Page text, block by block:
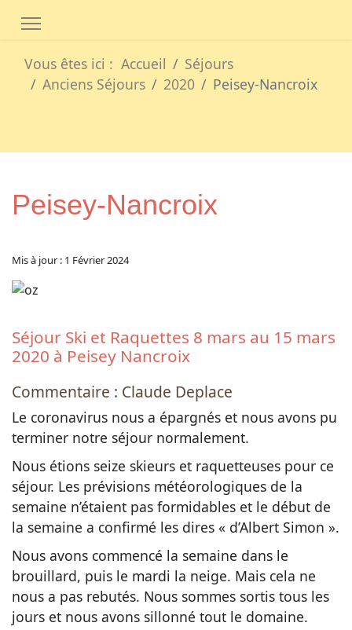
Vous êtes ici : Accueil
Séjours
Anciens Séjours
2020 Peisey-Nancroix
Peisey-Nancroix
Mis à jour : 1 Février 2024
Séjour Ski et Raquettes 8 mars au 15 mars
2020 à Peisey Nancroix
Commentaire : Claude Deplace
Le coronavirus nous a épargnés et nous avons pu
terminer notre séjour normalement.
Nous étions seize skieurs et raquetteuses pour ce
séjour. Les prévisions météorologiques de la
semaine n’étaient pas formidables et le début de
la semaine a confirmé les dires « d’Albert Simon ».
Nous avons commencé la semaine dans le
brouillard, puis le mardi la neige. Mais cela ne
nous a pas rebutés. Nous sommes sortis tous les
jours et nous avons sillonné tout le domaine.